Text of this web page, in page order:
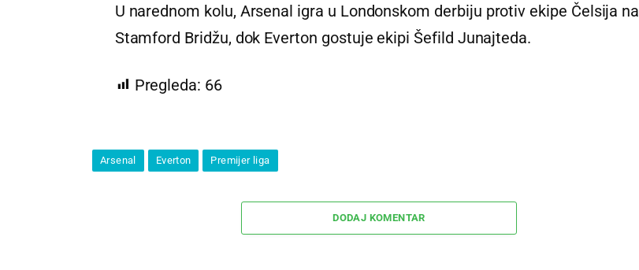
U narednom kolu, Arsenal igra u Londonskom derbiju protiv ekipe Čelsija na
Stamford Bridžu, dok Everton gostuje ekipi Šefild Junajteda.
Pregleda: 66
Arsenal Everton Premijer liga
DODAJ KOMENTAR